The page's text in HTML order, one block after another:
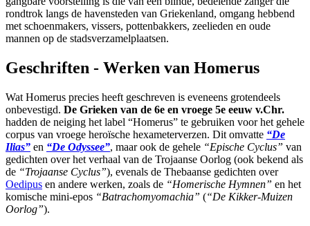
rondtrok langs de havensteden van Griekenland, omgang hebbend
met schoenmakers, vissers, pottenbakkers, zeelieden en oude
mannen op de stadsverzamelplaatsen.
Geschriften - Werken van Homerus
Wat Homerus precies heeft geschreven is eveneens grotendeels
onbevestigd. De Grieken van de 6e en vroege 5e eeuw v.Chr.
hadden de neiging het label “Homerus” te gebruiken voor het gehele
corpus van vroege heroïsche hexameterverzen. Dit omvatte “De
Ilias” en “De Odyssee”, maar ook de gehele “Epische Cyclus” van
gedichten over het verhaal van de Trojaanse Oorlog (ook bekend als
de “Trojaanse Cyclus”), evenals de Thebaanse gedichten over
Oedipus en andere werken, zoals de “Homerische Hymnen” en het
komische mini-epos “Batrachomyomachia” (“De Kikker-Muizen
Oorlog”).